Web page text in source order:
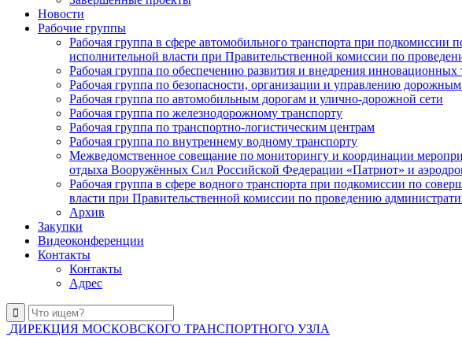
Новости
Рабочие группы
Рабочая группа в сфере автомобильного транспорта при
исполнительной власти при Правительственной комиссии по
Рабочая группа по обеспечению развития и внедрения
Рабочая группа по безопасности, организации и управлению
Рабочая группа по автомобильным дорогам и улично-дорожной сети
Рабочая группа по железнодорожному транспорту
Рабочая группа по транспортно-логистическим центрам
Рабочая группа по внутреннему водному транспорту
Межведомственное совещание по мониторингу и координации
отдыха Вооружённых Сил Российской Федерации «Патриот» и
Рабочая группа в сфере водного транспорта при подкомиссии по
власти при Правительственной комиссии по проведению
Архив
Закупки
Видеоконференции
Контакты
Контакты
Адрес
ДИРЕКЦИЯ МОСКОВСКОГО ТРАНСПОРТНОГО УЗЛА